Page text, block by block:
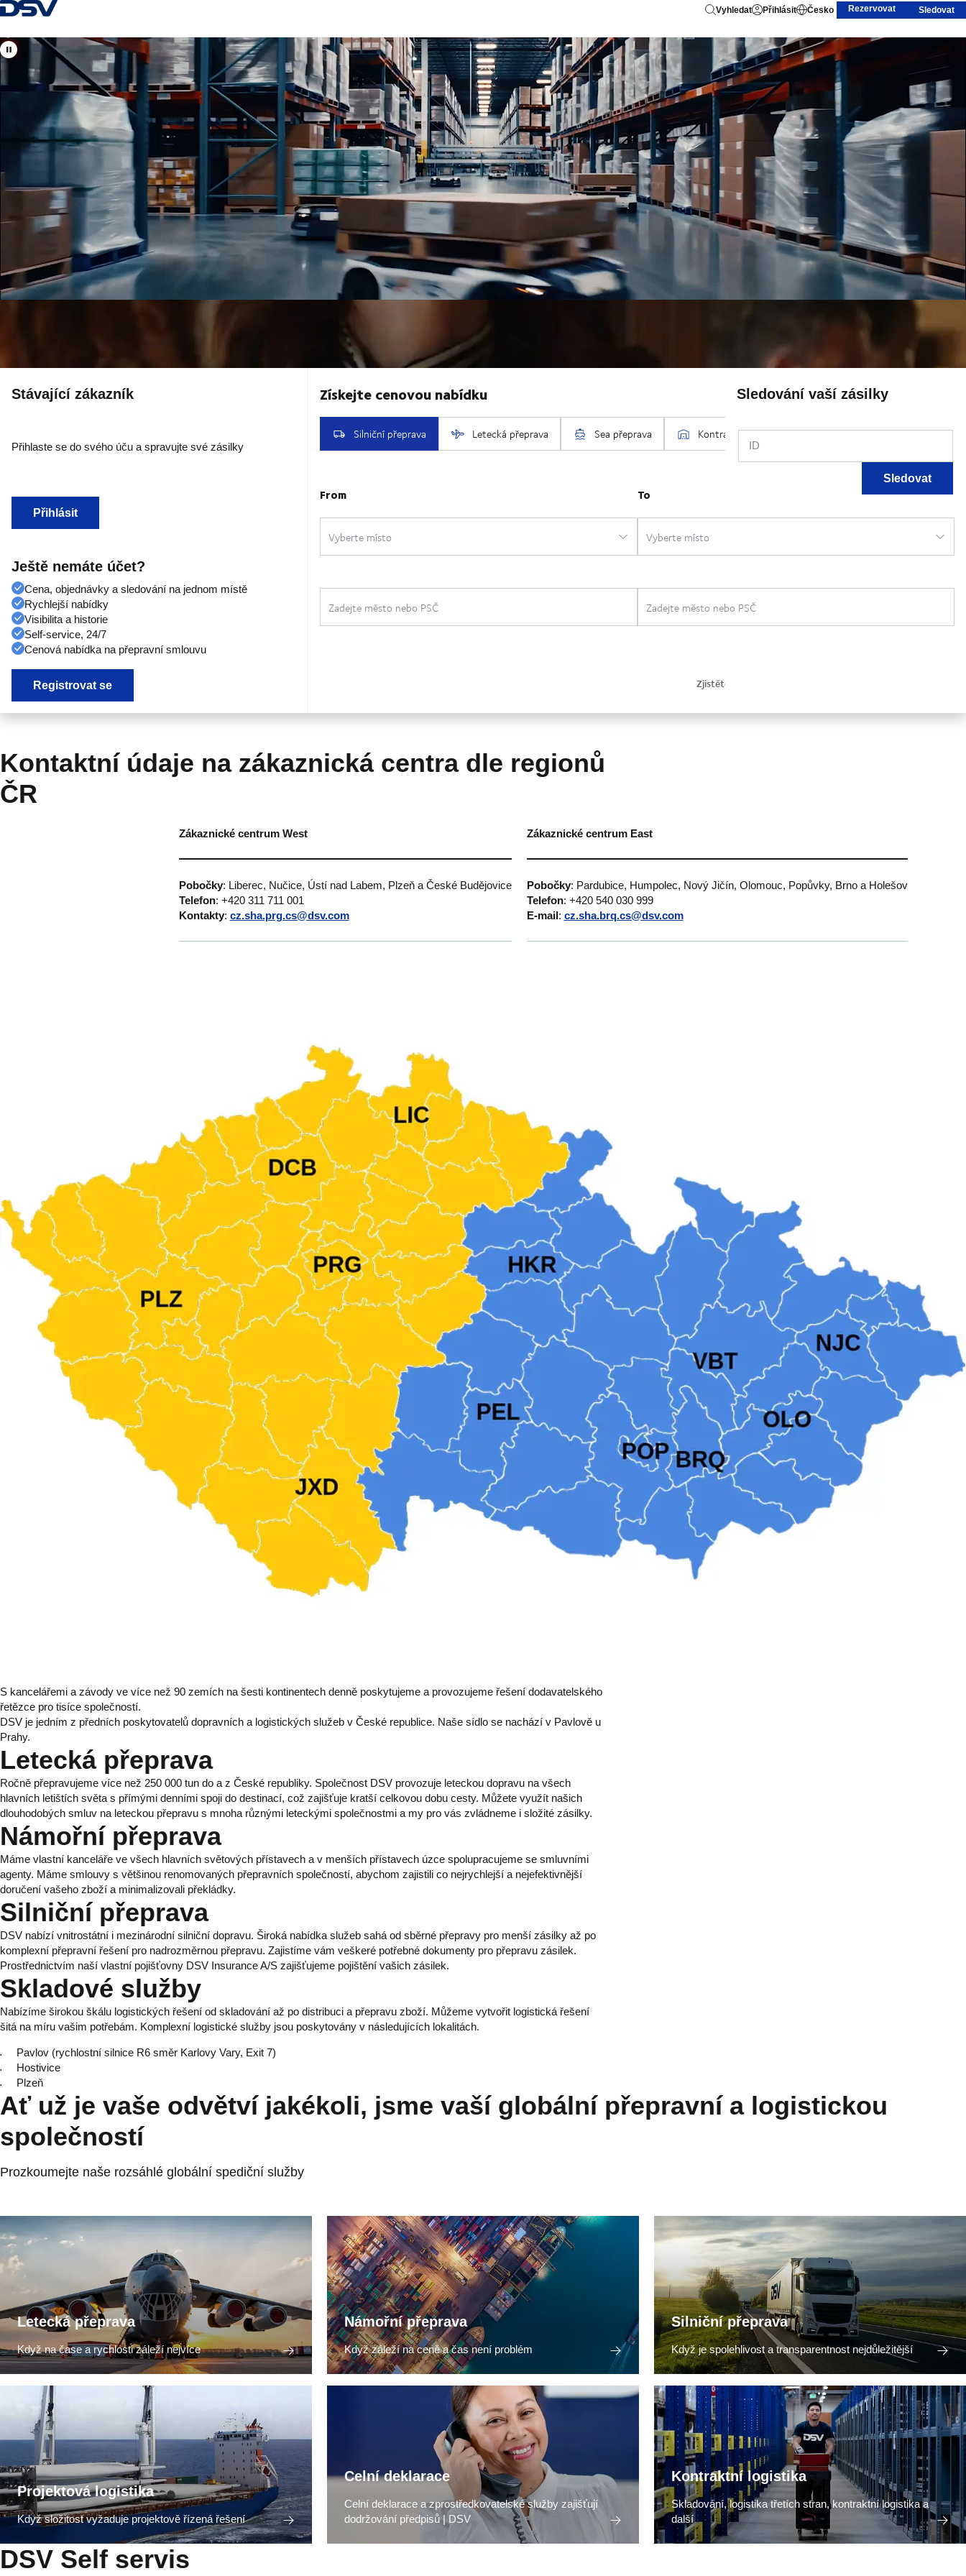
Zpět na Homepage Vyhledat Přihlásit Česko Rezervovat Sledovat
Česká republika
Vaši místní i mezinárodní odborníci na leteckou, námořní, silniční a železniční dopravu, logistická řešení, projektovou
dopravu a celní odbavení.
Stávající zákazník
Přihlaste se do svého úču a spravujte své zásilky
Přihlásit
Ještě nemáte účet?
Cena, objednávky a sledování na jednom místě
Rychlejší nabídky
Visibilita a historie
Self-service, 24/7
Cenová nabídka na přepravní smlouvu
Registrovat se
Sledování vaší zásilky
ID
Sledovat
Kontaktní údaje na zákaznická centra dle regionů
ČR
Zákaznické centrum West Zákaznické centrum East
Pobočky: Liberec, Nučice, Ústí nad Labem, Plzeň a České Budějovice
Telefon: +420 311 711 001
Kontakty: cz.sha.prg.cs@dsv.com
Pobočky: Pardubice, Humpolec, Nový Jičín, Olomouc, Popůvky, Brno a Holešov
Telefon: +420 540 030 999
E-mail: cz.sha.brq.cs@dsv.com
S kancelářemi a závody ve více než 90 zemích na šesti kontinentech denně poskytujeme a provozujeme řešení dodavatelského
řetězce pro tisíce společností.
DSV je jedním z předních poskytovatelů dopravních a logistických služeb v České republice. Naše sídlo se nachází v Pavlově u
Prahy.
Letecká přeprava
Ročně přepravujeme více než 250 000 tun do a z České republiky. Společnost DSV provozuje leteckou dopravu na všech
hlavních letištích světa s přímými denními spoji do destinací, což zajišťuje kratší celkovou dobu cesty. Můžete využít našich
dlouhodobých smluv na leteckou přepravu s mnoha různými leteckými společnostmi a my pro vás zvládneme i složité zásilky.
Námořní přeprava
Máme vlastní kanceláře ve všech hlavních světových přístavech a v menších přístavech úzce spolupracujeme se smluvními
agenty. Máme smlouvy s většinou renomovaných přepravních společností, abychom zajistili co nejrychlejší a nejefektivnější
doručení vašeho zboží a minimalizovali překládky.
Silniční přeprava
DSV nabízí vnitrostátní i mezinárodní silniční dopravu. Široká nabídka služeb sahá od sběrné přepravy pro menší zásilky až po
komplexní přepravní řešení pro nadrozměrnou přepravu. Zajistíme vám veškeré potřebné dokumenty pro přepravu zásilek.
Prostřednictvím naší vlastní pojišťovny DSV Insurance A/S zajišťujeme pojištění vašich zásilek.
Skladové služby
Nabízíme širokou škálu logistických řešení od skladování až po distribuci a přepravu zboží. Můžeme vytvořit logistická řešení
šitá na míru vašim potřebám. Komplexní logistické služby jsou poskytovány v následujících lokalitách.
Pavlov (rychlostní silnice R6 směr Karlovy Vary, Exit 7)
Hostivice
Plzeň
Ať už je vaše odvětví jakékoli, jsme vaší globální přepravní a logistickou
společností
Prozkoumejte naše rozsáhlé globální spediční služby
Letecká přeprava
Když na čase a rychlosti záleží nejvíce
Námořní přeprava
Když záleží na ceně a čas není problém
Silniční přeprava
Když je spolehlivost a transparentnost nejdůležitější
Projektová logistika
Když složitost vyžaduje projektově řízená řešení
Celní deklarace
Celní deklarace a zprostředkovatelské služby zajišťují
dodržování předpisů | DSV
Kontraktní logistika
Skladování, logistika třetích stran, kontraktní logistika a
další
DSV Self servis